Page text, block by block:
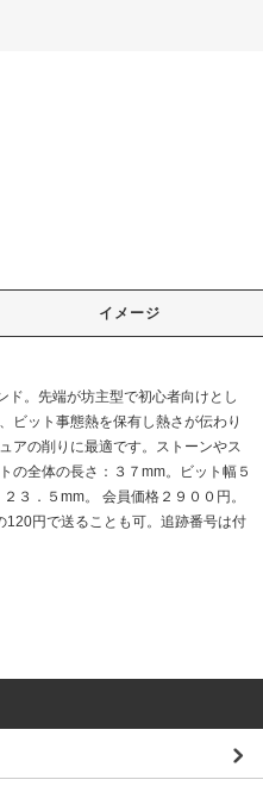
イメージ
。先端が坊主型で初心者向けとし
ビット事態熱を保有し熱さが伝わり
アの削りに最適です。ストーンやス
の全体の長さ：３７mm。ビット幅５
３．５mm。 会員価格２９００円。
120円で送ることも可。追跡番号は付